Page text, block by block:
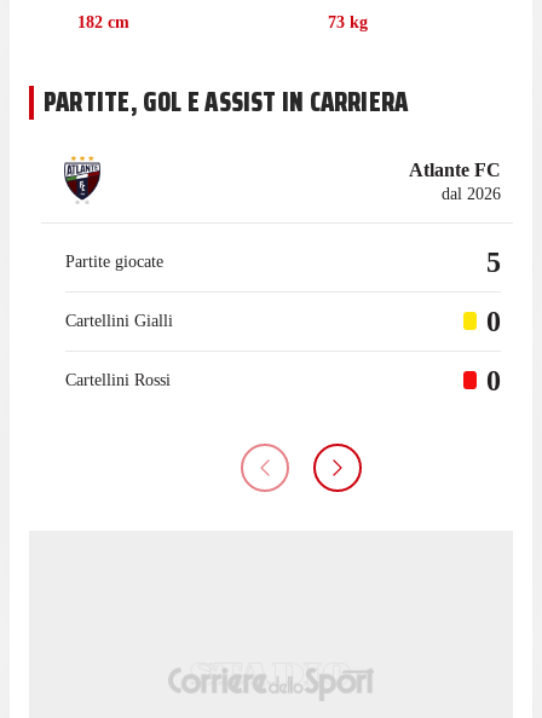
con il León.
portiere ha collezionato 29 presenze in campionato con il Club
América.
182 cm
73 kg
PARTITE, GOL E ASSIST IN CARRIERA
Atlante FC
dal 2026
Partite giocate 5
Cartellini Gialli 0
Cartellini Rossi 0